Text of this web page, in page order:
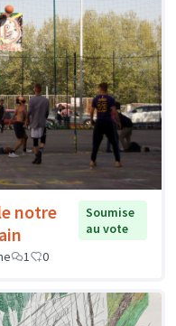
notre
Soumise
au vote
1 0